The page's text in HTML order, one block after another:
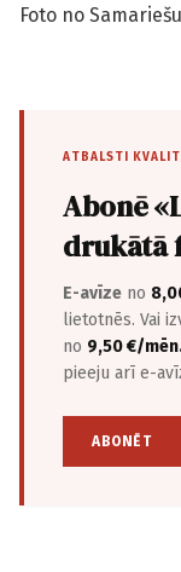
Foto no
ATBALSTI
Abonē
drukātā
E-avīze no
lietotnēs. Vai
no 9,50 €/
pieeju arī e-
ABONĒT